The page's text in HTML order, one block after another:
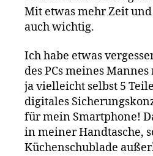
Mit etwas mehr Zeit
auch wichtig.
Ich habe etwas
des PCs meines
ja vielleicht selbst 5
digitales
für mein Smartphone!
in meiner Handtasche,
Küchenschublade